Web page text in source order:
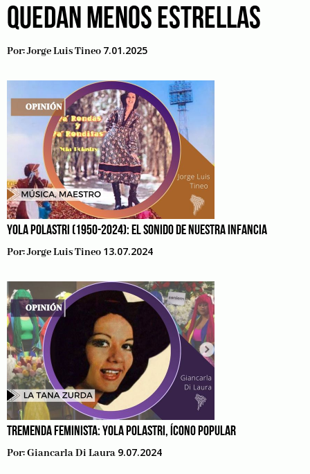
QUEDAN MENOS ESTRELLAS
Por:Jorge Luis Tineo 7.01.2025
YOLA POLASTRI (1950-2024): EL SONIDO DE NUESTRA INFANCIA
Por:Jorge Luis Tineo 13.07.2024
TREMENDA FEMINISTA: YOLA POLASTRI, ÍCONO POPULAR
Por:Giancarla Di Laura 9.07.2024